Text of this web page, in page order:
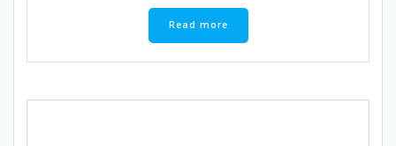
Read more